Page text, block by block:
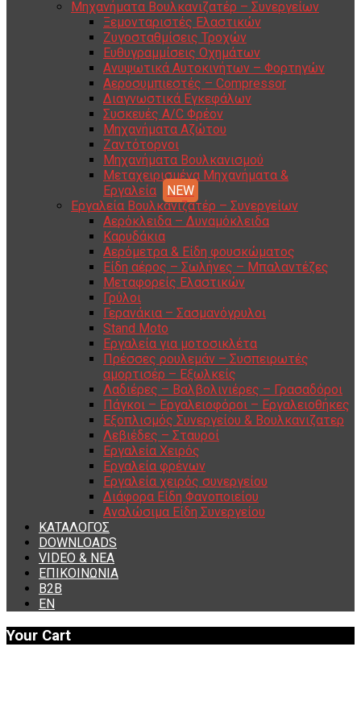
Μηχανήματα Βουλκανιζατέρ – Συνεργείων
Ξεμονταριστές Ελαστικών
Ζυγοσταθμίσεις Τροχών
Ευθυγραμμίσεις Οχημάτων
Ανυψωτικά Αυτοκινήτων – Φορτηγών
Αεροσυμπιεστές – Compressor
Διαγνωστικά Εγκεφάλων
Συσκευές A/C Φρέον
Μηχανήματα Αζώτου
Ζαντότορνοι
Μηχανήματα Βουλκανισμού
Μεταχειρισμένα Μηχανήματα &
Εργαλεία
Εργαλεία Βουλκανιζατέρ – Συνεργείων
Αερόκλειδα – Δυναμόκλειδα
Καρυδάκια
Αερόμετρα & Είδη φουσκώματος
Είδη αέρος – Σωλήνες – Μπαλαντέζες
Μεταφορείς Ελαστικών
Γρύλοι
Γερανάκια – Σασμανόγρυλοι
Stand Moto
Εργαλεία για μοτοσικλέτα
Πρέσσες ρουλεμάν – Συσπειρωτές
αμορτισέρ – Εξωλκείς
Λαδιέρες – Βαλβολινιέρες – Γρασαδόροι
Πάγκοι – Εργαλειοφόροι – Εργαλειοθήκες
Εξοπλισμός Συνεργείου & Βουλκανιζατερ
Λεβιέδες – Σταυροί
Εργαλεία Χειρός
Εργαλεία φρένων
Εργαλεία χειρός συνεργείου
Διάφορα Είδη Φανοποιείου
Αναλώσιμα Είδη Συνεργείου
ΚΑΤΑΛΟΓΟΣ
DOWNLOADS
VIDEO & ΝΕΑ
ΕΠΙΚΟΙΝΩΝΙΑ
B2B
ΕΝ
Your Cart